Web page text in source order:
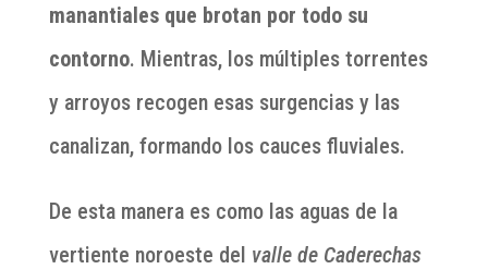
manantiales que brotan por todo su
contorno. Mientras, los múltiples torrentes
y arroyos recogen esas surgencias y las
canalizan, formando los cauces fluviales.
De esta manera es como las aguas de la
vertiente noroeste del valle de Caderechas